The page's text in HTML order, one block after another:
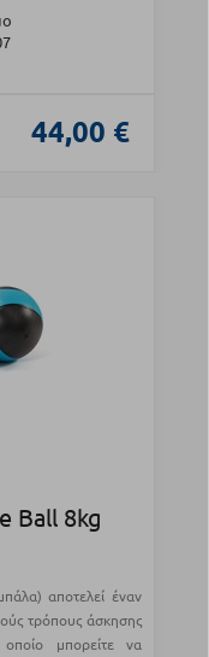
44,00 €
Ball 8kg
αποτελεί έναν
τρόπους άσκησης
μπορείτε να